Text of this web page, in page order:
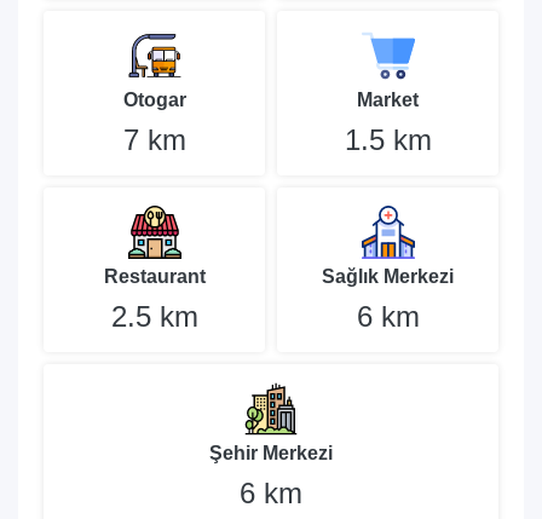
Otogar
7 km
Market
1.5 km
Restaurant
2.5 km
Sağlık Merkezi
6 km
Şehir Merkezi
6 km